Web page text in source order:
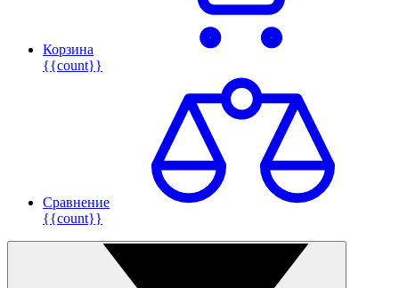
Корзина
{{count}}
Сравнение
{{count}}